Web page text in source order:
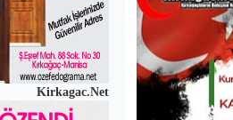
Kirkagac.Net